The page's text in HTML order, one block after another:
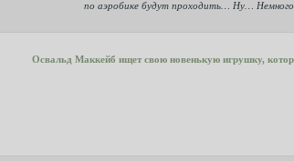
по аэробике будут проходить… Ну… Немного
Освальд Маккейб ищет свою новенькую игрушку,